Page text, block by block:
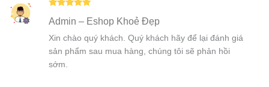
hạng55
Admin – Eshop Khoẻ Đẹp
Xin chào quý khách. Quý khách hãy để lại đánh giá
sản phẩm sau mua hàng, chúng tôi sẽ phản hồi
sớm.